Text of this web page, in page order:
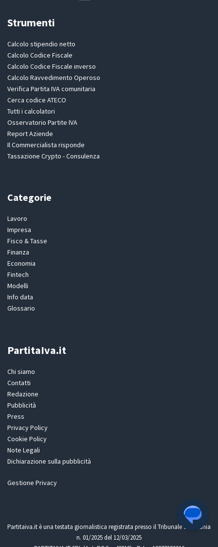
Strumenti
Calcolo stipendio netto
Calcolo Codice Fiscale
Calcolo Codice Fiscale inverso
Calcolo Ravvedimento Operoso
Verifica Partita IVA comunitaria
Cerca codice ATECO
Tutti i calcolatori
Osservatorio Partite IVA
Report Aziende
Il Commercialista risponde
Tassazione Crypto - Consulenza
Categorie
Lavoro
Impresa
Fisco & Tasse
Finanza
Economia
Fintech
Modelli
Info data
Glossario
PartitaIva.it
Chi siamo
Contatti
Redazione
Pubblicità
Press
Privacy Policy
Cookie Policy
Note Legali
Dichiarazione sulla pubblicità
Gestione Privacy
Partitaiva.it è una testata giornalistica registrata presso il Tribunale di Catania
n. 01/2025 del 12/03/2025